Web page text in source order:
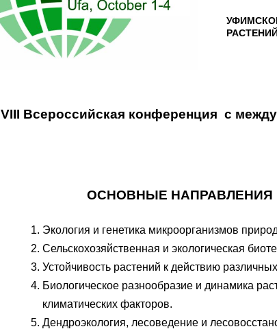
VIII Всероссийская конференция с
ОСНОВНЫЕ
Экология и генетика микроорганизмов
Сельскохозяйственная и экологическая
Устойчивость растений к действию
Биологическое разнообразие и динамика
климатических факторов.
Дендроэкология, лесоведение и